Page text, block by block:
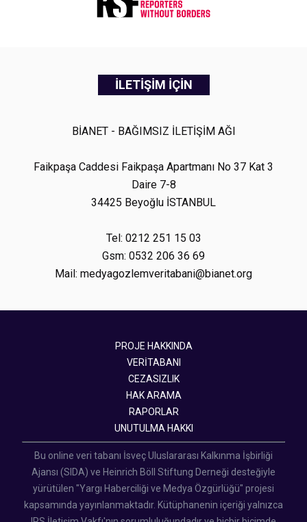
İLETİŞİM İÇİN
BİANET - BAĞIMSIZ İLETİŞİM AĞI
Faikpaşa Caddesi Faikpaşa Apartmanı No 37 Kat 3
Daire 7-8
34425 Beyoğlu İSTANBUL
Tel: 0212 251 15 03
Gsm: 0532 206 36 69
Mail: medyagozlemveritabani@bianet.org
PROJE HAKKINDA
VERİTABANI
CEZASIZLIK
HAK ARAMA
RAPORLAR
UNUTULMA HAKKI
Bu online veri tabanı İsveç Uluslararası Kalkınma İşbirliği
Ajansı (SIDA) ve Heinrich Böll Stiftung Derneği desteğiyle
yürütülen "Yargı Haberciliği ve Medya Özgürlüğü" projesi
kapsamında yayınlanmaktadır. Kütüphanenin içeriği yalnızca